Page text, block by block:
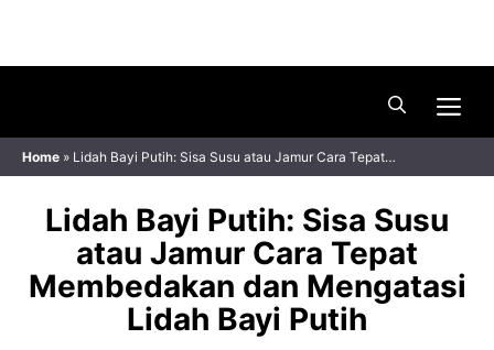
content
Home » Lidah Bayi Putih: Sisa Susu atau Jamur Cara Tepat
Lidah Bayi Putih: Sisa Susu
atau Jamur Cara Tepat
Membedakan dan Mengatasi
Lidah Bayi Putih